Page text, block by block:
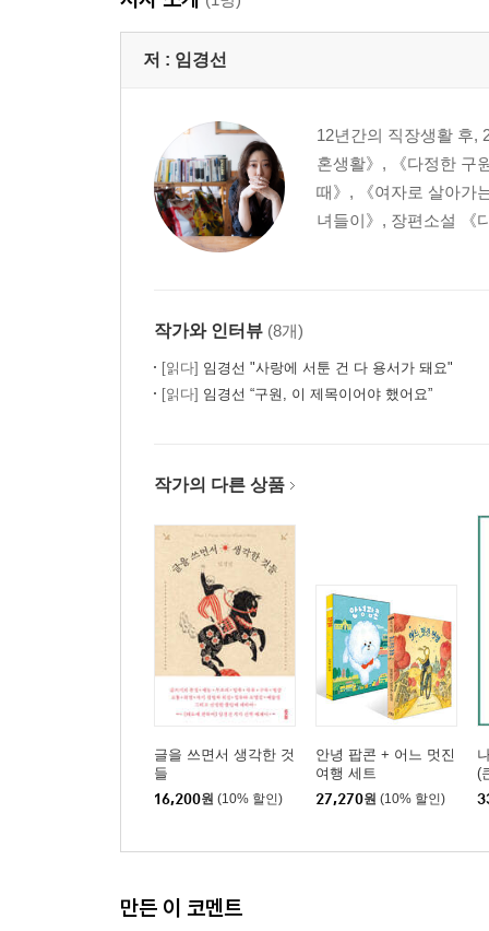
저 : 임경선
12년간의 직장생활 후,
혼생활》, 《다정한 구
때》, 《여자로 살아가
녀들이》, 장편소설 《
작가와 인터뷰 (8개)
[읽다] 임경선 "사랑에 서툰 건 다 용서가 돼요"
[읽다] 임경선 “구원, 이 제목이어야 했어요”
작가의 다른 상품
글을 쓰면서 생각한 것
들
16,200원 (10% 할인)
안녕 팝콘 + 어느 멋진
여행 세트
27,270원 (10% 할인)
(
만든 이 코멘트